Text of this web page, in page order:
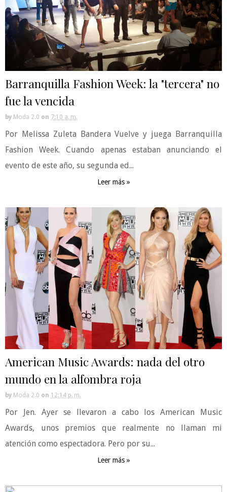
Barranquilla Fashion Week: la "tercera" no
fue la vencida
by Moda 2.0 on 7:10 a. m.
Por Melissa Zuleta Bandera Vuelve y juega Barranquilla
Fashion Week. Cuando apenas estaban anunciando el
evento de este año, su segunda ed...
Leer más »
American Music Awards: nada del otro
mundo en la alfombra roja
by Moda 2.0 on 12:14 p. m.
Por Jen. Ayer se llevaron a cabo los American Music
Awards, unos premios que realmente no llaman mi
atención como espectadora. Pero por su...
Leer más »